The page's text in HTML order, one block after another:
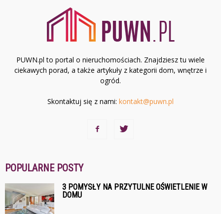
PUWN.pl to portal o nieruchomościach. Znajdziesz tu wiele
ciekawych porad, a także artykuły z kategorii dom, wnętrze i
ogród.
Skontaktuj się z nami: kontakt@puwn.pl
POPULARNE POSTY
3 POMYSŁY NA PRZYTULNE OŚWIETLENIE W
DOMU